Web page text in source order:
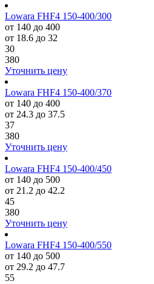
Lowara FHF4 150-400/300
от 140 до 400
от 18.6 до 32
30
380
Уточнить цену
Lowara FHF4 150-400/370
от 140 до 400
от 24.3 до 37.5
37
380
Уточнить цену
Lowara FHF4 150-400/450
от 140 до 500
от 21.2 до 42.2
45
380
Уточнить цену
Lowara FHF4 150-400/550
от 140 до 500
от 29.2 до 47.7
55